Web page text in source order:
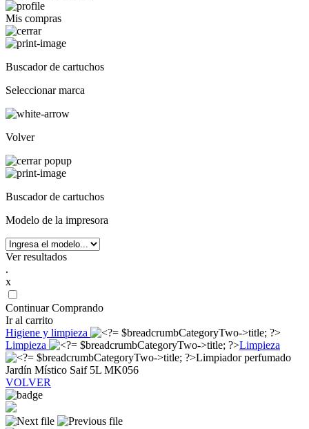
Mis compras
Buscador de cartuchos
Seleccionar marca
Volver
Buscador de cartuchos
Modelo de la impresora
Ver resultados
.
x
Continuar Comprando
Ir al carrito
Higiene y limpieza
Limpieza
Limpieza
Limpiador perfumado
Jardín Místico Saif 5L MK056
VOLVER